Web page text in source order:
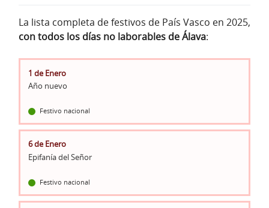
La lista completa de festivos de País Vasco en 2025,
con todos los días no laborables de Álava:
1 de Enero
Año nuevo
Festivo nacional
6 de Enero
Epifanía del Señor
Festivo nacional